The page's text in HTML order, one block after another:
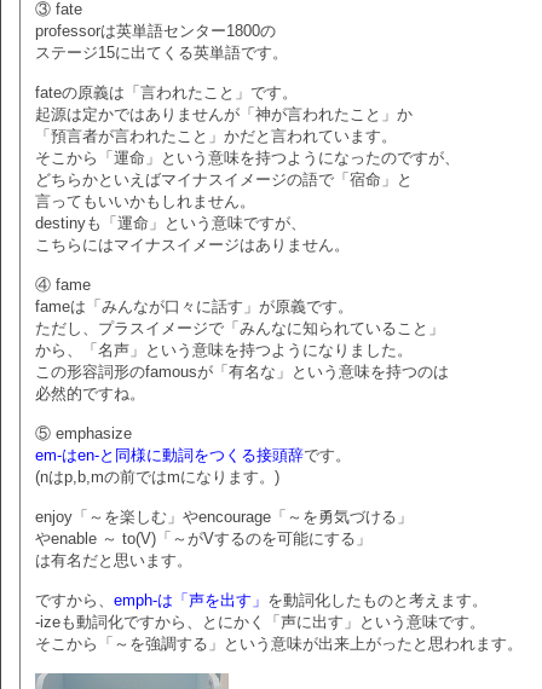
③ fate
professorは英単語センター1800の
ステージ15に出てくる英単語です。
fateの原義は「言われたこと」です。
起源は定かではありませんが「神が言われたこと」か
「預言者が言われたこと」かだと言われています。
そこから「運命」という意味を持つようになったのですが、
どちらかといえばマイナスイメージの語で「宿命」と
言ってもいいかもしれません。
destinyも「運命」という意味ですが、
こちらにはマイナスイメージはありません。
④ fame
fameは「みんなが口々に話す」が原義です。
ただし、プラスイメージで「みんなに知られていること」
から、「名声」という意味を持つようになりました。
この形容詞形のfamousが「有名な」という意味を持つのは
必然的ですね。
⑤ emphasize
em-はen-と同様に動詞をつくる接頭辞です。
(nはp,b,mの前ではmになります。)
enjoy「～を楽しむ」やencourage「～を勇気づける」
やenable ～ to(V)「～がVするのを可能にする」
は有名だと思います。
ですから、 emph-は「声を出す」 を動詞化したものと考えます。
-izeも動詞化ですから、とにかく「声に出す」という意味です。
そこから「～を強調する」という意味が出来上がったと思われます。